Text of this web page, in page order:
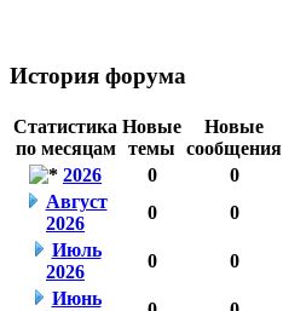
История форума
Статистика
по месяцам
Новые
темы
Новые
сообщения
2026
0 0
Август
2026
0 0
Июль
2026
0 0
Июнь